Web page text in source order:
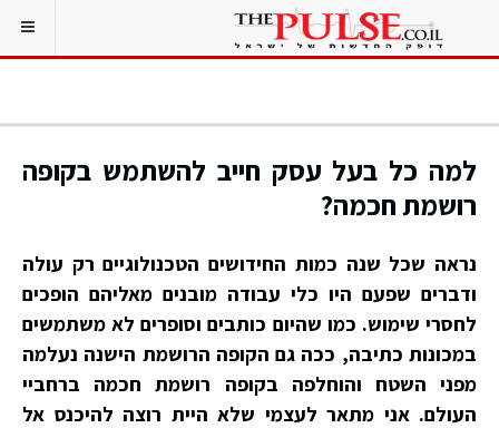
למה כל בעל עסק חייב להשתמש בקופה
רושמת חכמה?
נראה שכל שנה כמות החידושים הטכנולוגיים רק עולה
ודברים שפעם היו כלי עבודה מובנים מאליהם הופכים
לחסרי שימוש. כמו שהיום כותבים וסופרים לא משתמשים
במכונות כתיבה, ככה גם הקופה הרושמת הישנה נעלמה
מפני השטח והוחלפה בקופה רושמת חכמה ברחביי
העולם. אני מתאר לעצמי שלא היית רוצה להיכנס אל